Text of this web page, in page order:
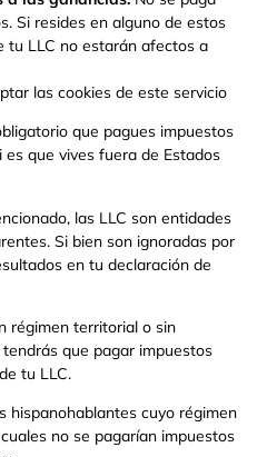
Si resides en alguno de estos
tu LLC no estarán afectos a
las cookies de este servicio
que pagues impuestos
que vives fuera de Estados
las LLC son entidades
Si bien son ignoradas por
en tu declaración de
régimen territorial o sin
que pagar impuestos
tu LLC.
hispanohablantes cuyo régimen
no se pagarían impuestos